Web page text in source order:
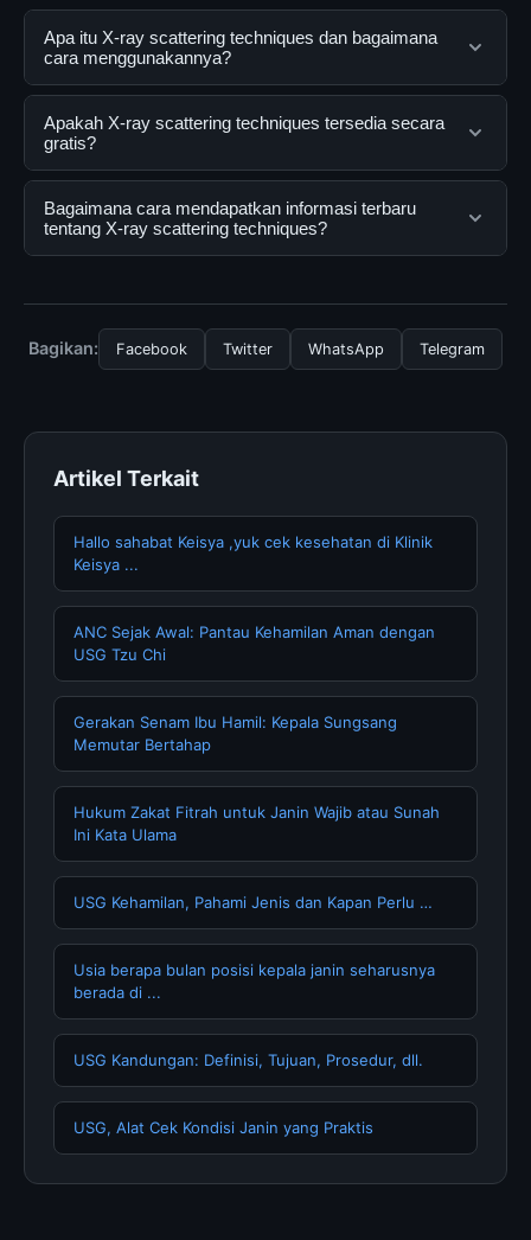
Apa itu X-ray scattering techniques dan bagaimana
cara menggunakannya?
X-ray scattering techniques adalah layanan digital yang
dirancang untuk membantu pengguna mendapatkan
informasi lengkap dan terpercaya. Anda dapat
menggunakannya dengan mengunjungi situs resmi dan
mengikuti panduan yang tersedia.
Apakah X-ray scattering techniques tersedia secara
gratis?
Ya, X-ray scattering techniques dapat diakses secara
gratis oleh semua pengguna. Tidak ada biaya
tersembunyi atau langganan yang diperlukan untuk
Bagaimana cara mendapatkan informasi terbaru
tentang X-ray scattering techniques?
resmi kami secara berkala. Kami selalu memperbarui
konten dengan informasi terkini dan terpercaya.
Bagikan: Facebook Twitter WhatsApp Telegram
Artikel Terkait
Hallo sahabat Keisya ,yuk cek kesehatan di Klinik
Keisya ...
ANC Sejak Awal: Pantau Kehamilan Aman dengan
USG Tzu Chi
Gerakan Senam Ibu Hamil: Kepala Sungsang
Memutar Bertahap
Hukum Zakat Fitrah untuk Janin Wajib atau Sunah
Ini Kata Ulama
USG Kehamilan, Pahami Jenis dan Kapan Perlu …
Usia berapa bulan posisi kepala janin seharusnya
berada di ...
USG Kandungan: Definisi, Tujuan, Prosedur, dll.
USG, Alat Cek Kondisi Janin yang Praktis